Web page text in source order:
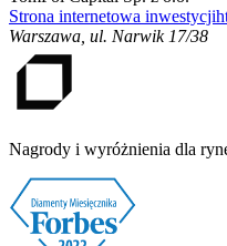
Strona internetowa inwestycji
Warszawa ul. Narwik 17/38
Nagrody i wyróżnienia dla